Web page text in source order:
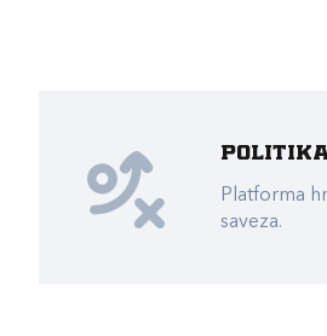
Platforma
saveza.